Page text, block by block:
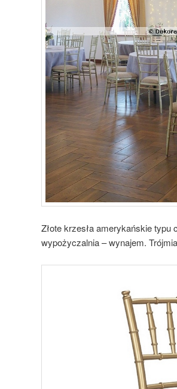
Złote krzesła amerykańskie typu
wypożyczalnia – wynajem.